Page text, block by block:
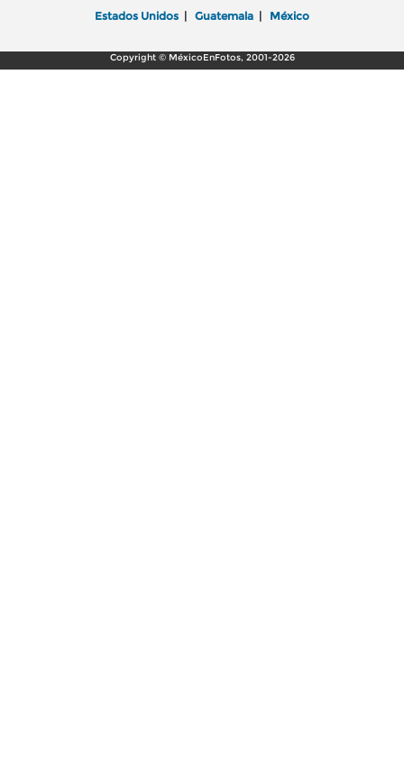
Estados Unidos | Guatemala | México
Copyright © MéxicoEnFotos, 2001-2026